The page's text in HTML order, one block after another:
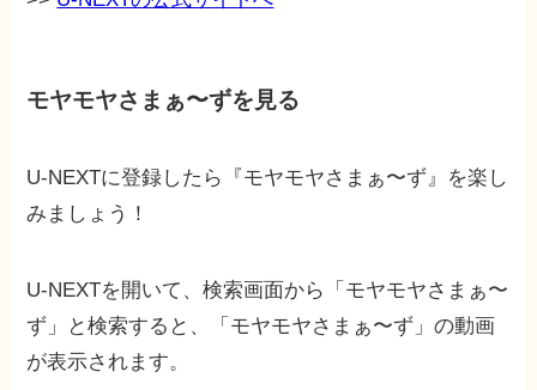
モヤモヤさまぁ〜ずを見る
U-NEXTに登録したら『モヤモヤさまぁ〜ず』を楽し
みましょう！
U-NEXTを開いて、検索画面から「モヤモヤさまぁ〜
ず」と検索すると、「モヤモヤさまぁ〜ず」の動画
が表示されます。